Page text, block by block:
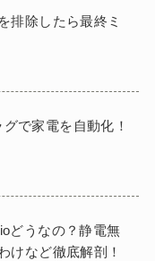
排除したら最終ミ
で家電を自動化！
どうなの？静電無
けなど徹底解剖！